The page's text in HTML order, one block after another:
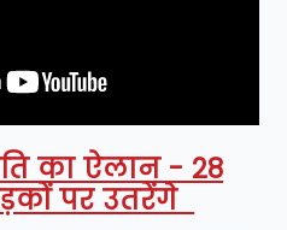
का ऐलान - 28
पर उतरेंगे